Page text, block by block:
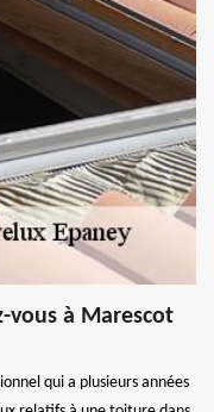
vous à Marescot
qui a plusieurs années